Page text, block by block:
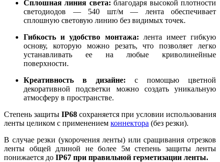
Сплошная линия света: благодаря высокой плотности
светодиодов — 540 шт/м — лента обеспечивает
сплошную световую линию без видимых точек.
Гибкость и удобство монтажа: лента имеет гибкую
основу, которую можно резать, что позволяет легко
устанавливать ее на любые криволинейные
поверхности.
Креативность в дизайне: с помощью цветной
декоративной подсветки можно создать уникальную
атмосферу в пространстве.
Степень защиты IP68 сохраняется при условии использования
ленты целиком с применением коннектора (без резки).
В случае резки (укорочения ленты) или сращивания отрезков
ленты общей длиной не более 5м степень защиты ленты
понижается до IP67 при правильной герметизации ленты.